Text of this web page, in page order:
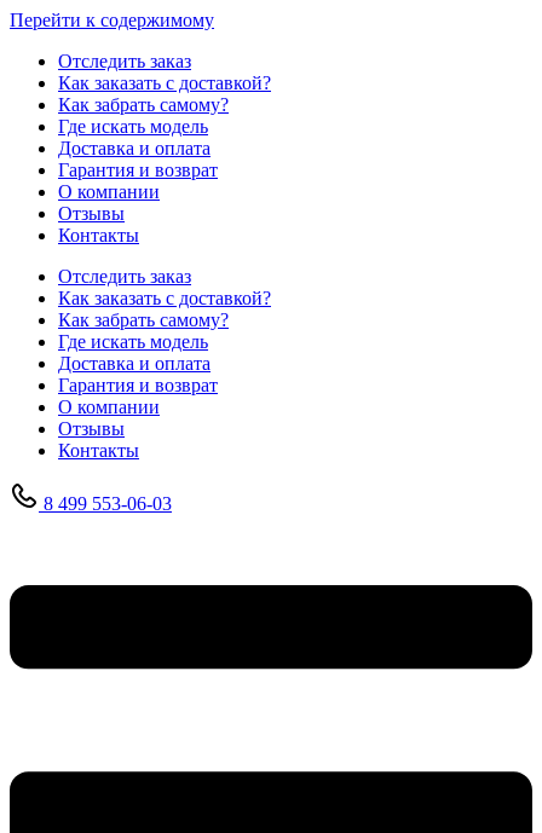
Перейти к содержимому
Отследить заказ
Как заказать с доставкой?
Как забрать самому?
Где искать модель
Доставка и оплата
Гарантия и возврат
О компании
Отзывы
Контакты
Отследить заказ
Как заказать с доставкой?
Как забрать самому?
Где искать модель
Доставка и оплата
Гарантия и возврат
О компании
Отзывы
Контакты
8 499 553-06-03